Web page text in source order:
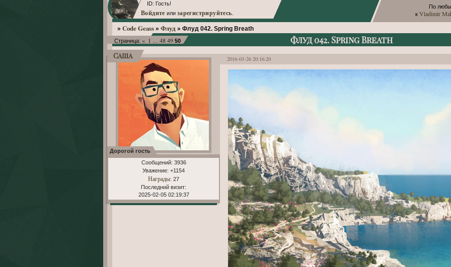
По
к Vladimir
ID: Гость!
Войдите или зарегистрируйтесь
» Code Geass » Флуд » Флуд 042. Spring Breath
Флуд 042. Spring Breath
Страница: « 1 4849 50
2016-03-26 20:16:20
Саша
Дорогой гость
Сообщений: 3936
Уважение: +1154
Награды: 27
Последний визит:
2025-02-05 02:19:37